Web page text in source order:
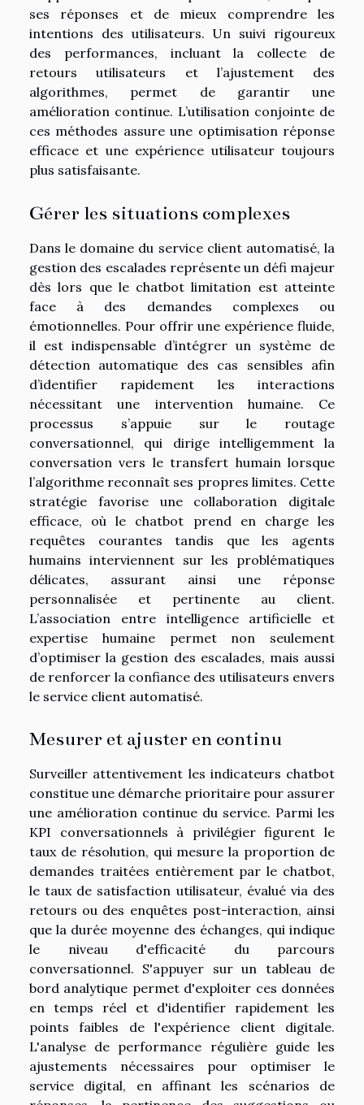
ses réponses et de mieux comprendre les
intentions des utilisateurs. Un suivi rigoureux
des performances, incluant la collecte de
retours utilisateurs et l’ajustement des
algorithmes, permet de garantir une
amélioration continue. L’utilisation conjointe de
ces méthodes assure une optimisation réponse
efficace et une expérience utilisateur toujours
plus satisfaisante.
Gérer les situations complexes
Dans le domaine du service client automatisé, la
gestion des escalades représente un défi majeur
dès lors que le chatbot limitation est atteinte
face à des demandes complexes ou
émotionnelles. Pour offrir une expérience fluide,
il est indispensable d’intégrer un système de
détection automatique des cas sensibles afin
d’identifier rapidement les interactions
nécessitant une intervention humaine. Ce
processus s’appuie sur le routage
conversationnel, qui dirige intelligemment la
conversation vers le transfert humain lorsque
l’algorithme reconnaît ses propres limites. Cette
stratégie favorise une collaboration digitale
efficace, où le chatbot prend en charge les
requêtes courantes tandis que les agents
humains interviennent sur les problématiques
délicates, assurant ainsi une réponse
personnalisée et pertinente au client.
L’association entre intelligence artificielle et
expertise humaine permet non seulement
d’optimiser la gestion des escalades, mais aussi
de renforcer la confiance des utilisateurs envers
le service client automatisé.
Mesurer et ajuster en continu
Surveiller attentivement les indicateurs chatbot
constitue une démarche prioritaire pour assurer
une amélioration continue du service. Parmi les
KPI conversationnels à privilégier figurent le
taux de résolution, qui mesure la proportion de
demandes traitées entièrement par le chatbot,
le taux de satisfaction utilisateur, évalué via des
retours ou des enquêtes post-interaction, ainsi
que la durée moyenne des échanges, qui indique
le niveau d'efficacité du parcours
conversationnel. S'appuyer sur un tableau de
bord analytique permet d'exploiter ces données
en temps réel et d'identifier rapidement les
points faibles de l'expérience client digitale.
L'analyse de performance régulière guide les
ajustements nécessaires pour optimiser le
service digital, en affinant les scénarios de